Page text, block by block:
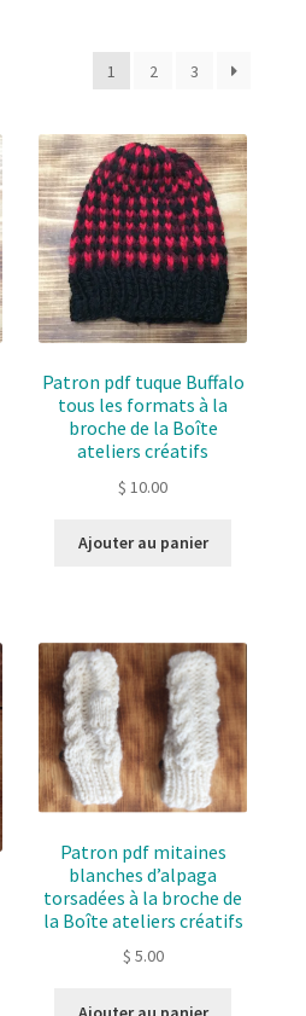
1 2 3
Patron pdf tuque Buffalo
tous les formats à la
broche de la Boîte
ateliers créatifs
$ 10.00
Ajouter au panier
Patron pdf mitaines
blanches d’alpaga
torsadées à la broche de
la Boîte ateliers créatifs
$ 5.00